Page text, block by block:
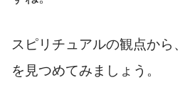
スピリチュアルの観点から
を見つめてみましょう。